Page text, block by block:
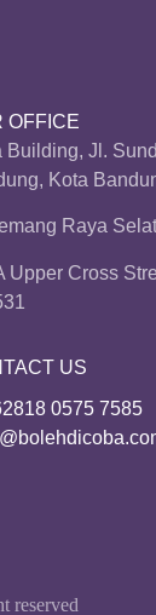
OFFICE
Building, Jl.
Kota
Raya
Upper Cross
US
0575 7585
reserved